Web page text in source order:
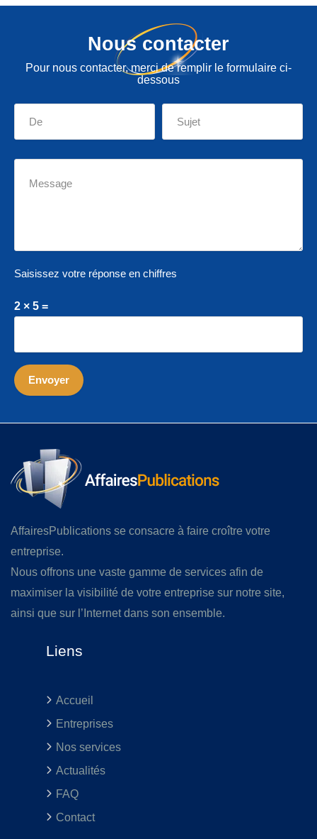
Nous contacter
Pour nous contacter, merci de remplir le formulaire ci-
dessous
Saisissez votre réponse en chiffres
2 × 5 =
AffairesPublications se consacre à faire croître votre
entreprise.
Nous offrons une vaste gamme de services afin de
maximiser la visibilité de votre entreprise sur notre site,
ainsi que sur l’Internet dans son ensemble.
Liens
Accueil
Entreprises
Nos services
Actualités
FAQ
Contact